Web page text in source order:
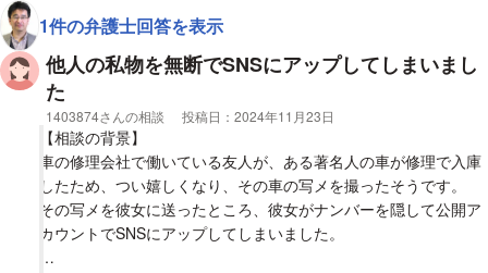
持ち的にとても不安ですし調停で和解した直後のことなので、相
手に余りにも反省の色が見えず虚しいです。
相手のこの行為について何か対策を立てられるのかどうかご意見
宜しくお願いします。長文失礼しました。
度来たら、証拠を押さえてやる。」と、怒りを抑えられずにいら
れない様子でした。
もし今後、同様の被害に遭い、犯人が特定でき、警察に捕まっ
た場合、罪になるとしたら、どの位の罰（罰金、または禁固
刑？）になるのでしょうか？ また、民事訴訟に持ち込む事はで
きるのでしょうか？
1件の弁護士回答を表示
他人の私物を無断でSNSにアップしてしまいまし
た
相談者
1403874さんの相談 投稿日： 2024年11月23日
【相談の背景】
車の修理会社で働いている友人が、ある著名人の車が修理で入庫
したため、つい嬉しくなり、その車の写メを撮ったそうです。
その写メを彼女に送ったところ、彼女がナンバーを隠して公開ア
カウントでSNSにアップしてしまいました。